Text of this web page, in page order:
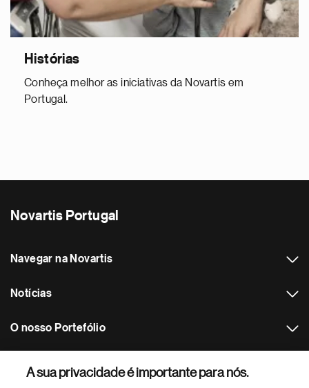
Histórias
Conheça melhor as iniciativas da Novartis em
Portugal.
Novartis Portugal
Navegar na Novartis
Notícias
O nosso Portefólio
A sua privacidade é importante para nós.